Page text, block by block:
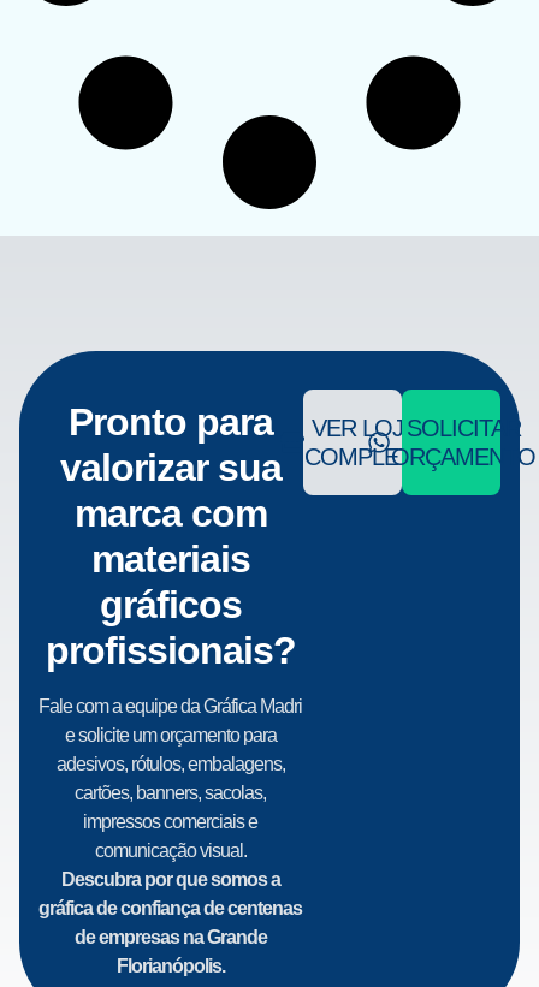
Pronto para
valorizar sua
marca com
materiais
gráficos
profissionais?
Fale com a equipe da Gráfica Madri
e solicite um orçamento para
adesivos, rótulos, embalagens,
cartões, banners, sacolas,
impressos comerciais e
comunicação visual.
Descubra por que somos a
gráfica de confiança de centenas
de empresas na Grande
Florianópolis.
VER LOJA
COMPLETA
SOLICITAR
ORÇAMENTO